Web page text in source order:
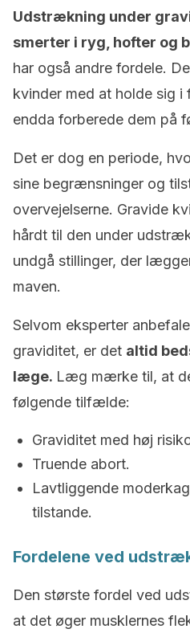
Udstrækning under
smerter i ryg, hofter og
har også andre fordele.
kvinder med at holde sig
endda forberede dem på
Det er dog en periode,
sine begrænsninger og
overvejelserne. Gravide
hårdt til den under
undgå stillinger, der
maven.
Selvom eksperter
graviditet, er det altid
læge. Læg mærke til, at
følgende tilfælde:
Graviditet med høj
Truende abort.
Lavtliggende
tilstande.
Fordelene ved
Den største fordel ved
at det øger musklernes